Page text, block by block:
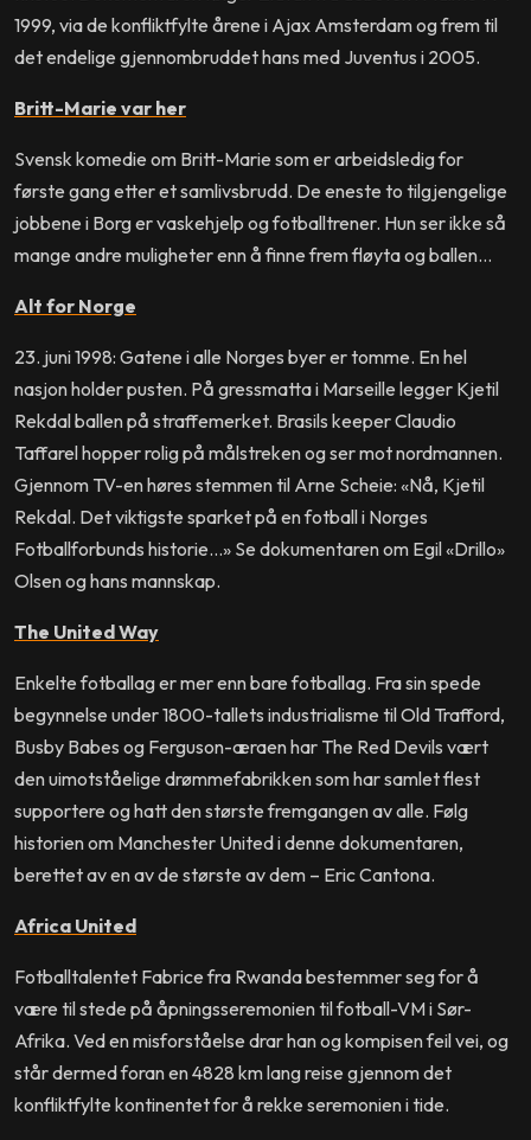
1999, via de konfliktfylte årene i Ajax Amsterdam og frem til
det endelige gjennombruddet hans med Juventus i 2005.
Britt-Marie var her
Svensk komedie om Britt-Marie som er arbeidsledig for
første gang etter et samlivsbrudd. De eneste to tilgjengelige
jobbene i Borg er vaskehjelp og fotballtrener. Hun ser ikke så
mange andre muligheter enn å finne frem fløyta og ballen…
Alt for Norge
23. juni 1998: Gatene i alle Norges byer er tomme. En hel
nasjon holder pusten. På gressmatta i Marseille legger Kjetil
Rekdal ballen på straffemerket. Brasils keeper Claudio
Taffarel hopper rolig på målstreken og ser mot nordmannen.
Gjennom TV-en høres stemmen til Arne Scheie: «Nå, Kjetil
Rekdal. Det viktigste sparket på en fotball i Norges
Fotballforbunds historie…» Se dokumentaren om Egil «Drillo»
Olsen og hans mannskap.
The United Way
Enkelte fotballag er mer enn bare fotballag. Fra sin spede
begynnelse under 1800-tallets industrialisme til Old Trafford,
Busby Babes og Ferguson-æraen har The Red Devils vært
den uimotståelige drømmefabrikken som har samlet flest
supportere og hatt den største fremgangen av alle. Følg
historien om Manchester United i denne dokumentaren,
berettet av en av de største av dem – Eric Cantona.
Africa United
Fotballtalentet Fabrice fra Rwanda bestemmer seg for å
være til stede på åpningsseremonien til fotball-VM i Sør-
Afrika. Ved en misforståelse drar han og kompisen feil vei, og
står dermed foran en 4828 km lang reise gjennom det
konfliktfylte kontinentet for å rekke seremonien i tide.